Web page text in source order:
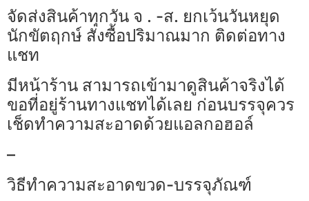
จัดส่งสินค้าทุกวัน จ . -ส. ยกเว้นวันหยุด
นักขัตฤกษ์ สั่งซื้อปริมาณมาก ติดต่อทาง
แชท
มีหน้าร้าน สามารถเข้ามาดูสินค้าจริงได้
ขอที่อยู่ร้านทางแชทได้เลย ก่อนบรรจุควร
เช็ดทำความสะอาดด้วยแอลกอฮอล์
–
วิธีทำความสะอาดขวด-บรรจุภัณฑ์